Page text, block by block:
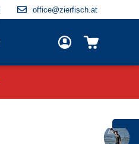
office@zierfisch.at